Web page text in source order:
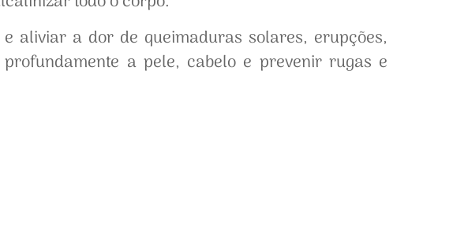
aliviar a dor de queimaduras solares, erupções,
a pele, cabelo e prevenir rugas e